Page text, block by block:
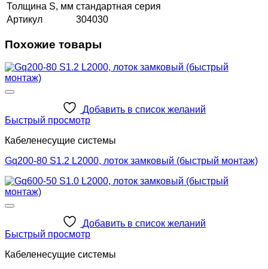
Толщина S, мм стандартная серия
Артикул
304030
Похожие товары
Добавить в список желаний
Быстрый просмотр
Кабеленесущие системы
Gq200-80 S1.2 L2000, лоток замковый (быстрый монтаж)
Добавить в список желаний
Быстрый просмотр
Кабеленесущие системы